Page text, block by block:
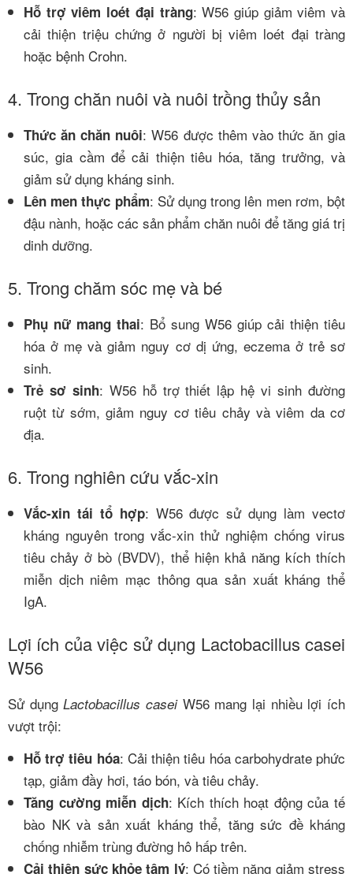
Hỗ trợ viêm loét đại tràng: W56 giúp giảm viêm và
cải thiện triệu chứng ở người bị viêm loét đại tràng
hoặc bệnh Crohn.
4. Trong chăn nuôi và nuôi trồng thủy sản
Thức ăn chăn nuôi: W56 được thêm vào thức ăn gia
súc, gia cầm để cải thiện tiêu hóa, tăng trưởng, và
giảm sử dụng kháng sinh.
Lên men thực phẩm: Sử dụng trong lên men rơm, bột
đậu nành, hoặc các sản phẩm chăn nuôi để tăng giá trị
dinh dưỡng.
5. Trong chăm sóc mẹ và bé
Phụ nữ mang thai: Bổ sung W56 giúp cải thiện tiêu
hóa ở mẹ và giảm nguy cơ dị ứng, eczema ở trẻ sơ
sinh.
Trẻ sơ sinh: W56 hỗ trợ thiết lập hệ vi sinh đường
ruột từ sớm, giảm nguy cơ tiêu chảy và viêm da cơ
địa.
6. Trong nghiên cứu vắc-xin
Vắc-xin tái tổ hợp: W56 được sử dụng làm vectơ
kháng nguyên trong vắc-xin thử nghiệm chống virus
tiêu chảy ở bò (BVDV), thể hiện khả năng kích thích
miễn dịch niêm mạc thông qua sản xuất kháng thể
IgA.
Lợi ích của việc sử dụng Lactobacillus casei
W56
Sử dụngLactobacillus caseiW56 mang lại nhiều lợi ích
vượt trội:
Hỗ trợ tiêu hóa: Cải thiện tiêu hóa carbohydrate phức
tạp, giảm đầy hơi, táo bón, và tiêu chảy.
Tăng cường miễn dịch: Kích thích hoạt động của tế
bào NK và sản xuất kháng thể, tăng sức đề kháng
chống nhiễm trùng đường hô hấp trên.
Cải thiện sức khỏe tâm lý: Có tiềm năng giảm stress